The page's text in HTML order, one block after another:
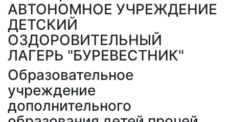
АВТОНОМНОЕ УЧРЕЖДЕНИЕ
ДЕТСКИЙ
ОЗДОРОВИТЕЛЬНЫЙ
ЛАГЕРЬ "БУРЕВЕСТНИК"
Образовательное
учреждение
дополнительного